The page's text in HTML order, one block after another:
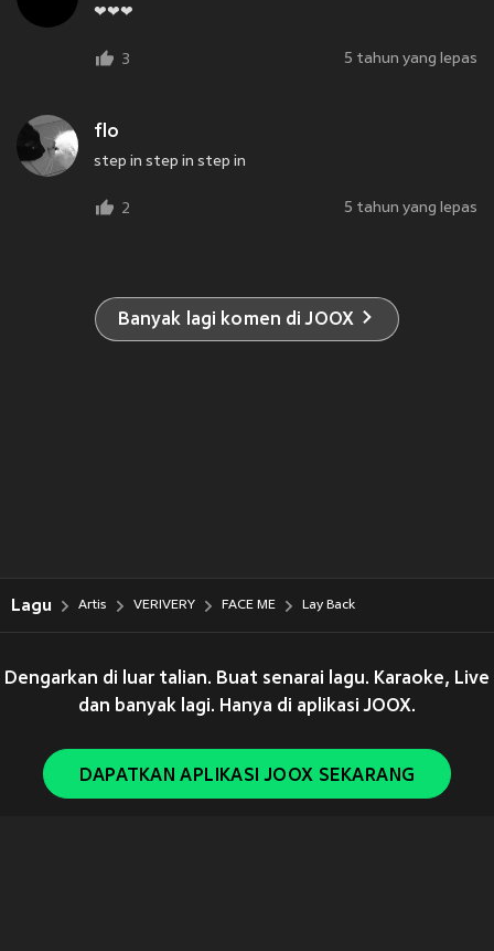
❤❤❤
3 5 tahun yang lepas
flo
step in step in step in
2 5 tahun yang lepas
Banyak lagi komen di JOOX
Lagu Artis VERIVERY FACE ME Lay Back
Dengarkan di luar talian. Buat senarai lagu. Karaoke, Live
dan banyak lagi. Hanya di aplikasi JOOX.
DAPATKAN APLIKASI JOOX SEKARANG